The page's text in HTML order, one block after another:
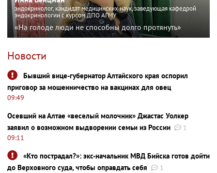
эндокринолог, кандидат медицинских наук, заведующая кафедрой
эндокринологии с курсом ДПО АГМУ
«На голоде люди не способны долго протянуть»
Новости
Бывший вице-губернатор Алтайского края оспорил
приговор за мошенничество на вакцинах для овец
09:49
Осевший на Алтае «веселый молочник» Джастас Уолкер
заявил о возможном выдворении семьи из России
1
09:11
«Кто пострадал?»: экс-начальник МВД Бийска готов дойти
до Верховного суда, чтобы оправдать себя
1